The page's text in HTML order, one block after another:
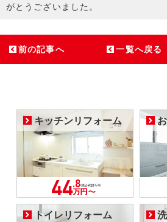
がとうございました。
前の記事へ 一覧へ戻る
キッチンリフォーム
トイレリフォーム